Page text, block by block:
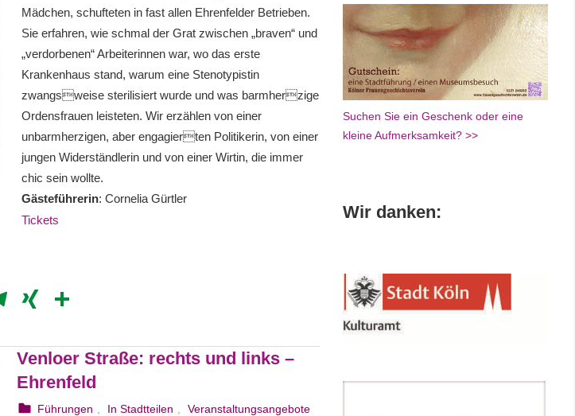
Mädchen, schufteten in fast allen Ehrenfelder Betrieben.
Sie erfahren, wie schmal der Grat zwischen „braven“ und
„verdorbenen“ Arbeiterinnen war, wo das erste
Krankenhaus stand, warum eine Stenotypistin
zwangsweise sterilisiert wurde und was barmherzige
Ordensfrauen leisteten. Wir erzählen von einer
unbarmherzigen, aber engagierten Politikerin, von einer
jungen Widerständlerin und von einer Wirtin, die immer
chic sein wollte.
Gästeführerin: Cornelia Gürtler
Tickets
Telegram
XING
Venloer Straße: rechts und links –
Ehrenfeld
25. August 2023
webmam
Führungen In Stadtteilen Veranstaltungsangebote
Suchen Sie ein Geschenk oder eine
kleine Aufmerksamkeit? >>
Wir danken: